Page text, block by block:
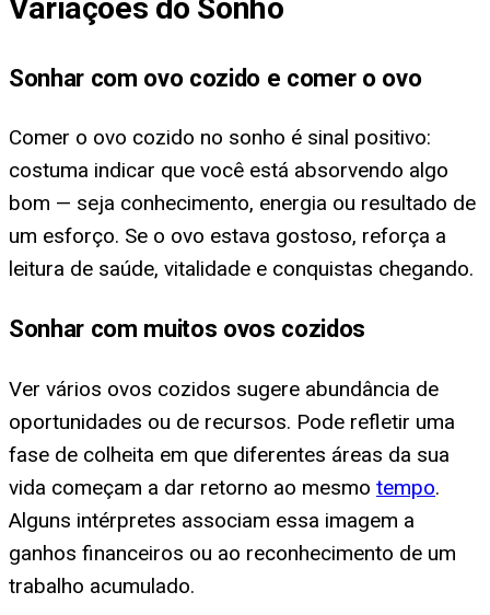
Variações do Sonho
Sonhar com ovo cozido e comer o ovo
Comer o ovo cozido no sonho é sinal positivo:
costuma indicar que você está absorvendo algo
bom — seja conhecimento, energia ou resultado de
um esforço. Se o ovo estava gostoso, reforça a
leitura de saúde, vitalidade e conquistas chegando.
Sonhar com muitos ovos cozidos
Ver vários ovos cozidos sugere abundância de
oportunidades ou de recursos. Pode refletir uma
fase de colheita em que diferentes áreas da sua
vida começam a dar retorno ao mesmo tempo.
Alguns intérpretes associam essa imagem a
ganhos financeiros ou ao reconhecimento de um
trabalho acumulado.